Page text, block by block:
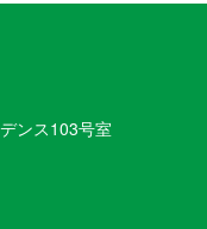
ンス103号室